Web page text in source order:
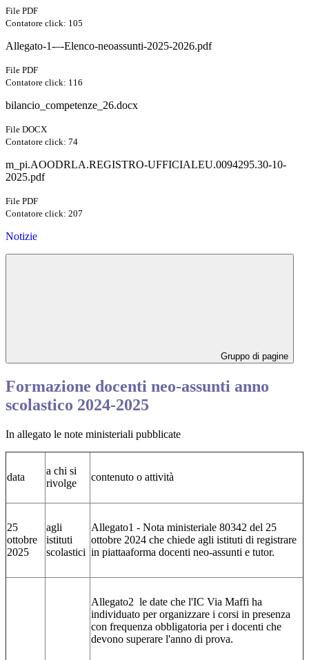
File PDF
Contatore click: 105
Allegato-1-–-Elenco-neoassunti-2025-2026.pdf
File PDF
Contatore click: 116
bilancio_competenze_26.docx
File DOCX
Contatore click: 74
m_pi.AOODRLA.REGISTRO-UFFICIALEU.0094295.30-10-
2025.pdf
File PDF
Contatore click: 207
Notizie
Gruppo di pagine
Formazione docenti neo-assunti anno
scolastico 2024-2025
In allegato le note ministeriali pubblicate
data
a chi si
rivolge
contenuto o attività
25
ottobre
2025
agli
istituti
scolastici
Allegato1 - Nota ministeriale 80342 del 25
ottobre 2024 che chiede agli istituti di registrare
in piattaaforma docenti neo-assunti e tutor.
Allegato2 le date che l'IC Via Maffi ha
individuato per organizzare i corsi in presenza
con frequenza obbligatoria per i docenti che
devono superare l'anno di prova.